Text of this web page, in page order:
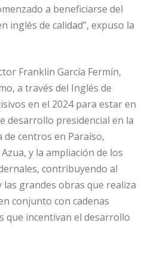
a beneficiarse del
inglés de calidad”, expuso la
Franklin García Fermín,
a través del Inglés de
en el 2024 para estar en
desarrollo presidencial en la
centros en Paraíso,
y la ampliación de los
contribuyendo al
grandes obras que realiza
conjunto con cadenas
que incentivan el desarrollo